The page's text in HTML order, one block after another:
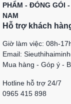
PHẨM - ĐÓNG GÓI
NAM
Hỗ trợ khách
Giờ làm việc: 08h-
Email:
Mua hàng - Góp ý -
Hotline hỗ trợ 24/7
0965 415 898